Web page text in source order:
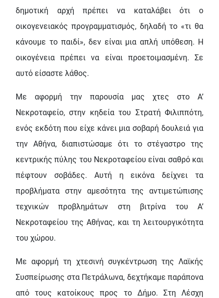
δημοτική αρχή πρέπει να καταλάβει ότι ο
οικογενειακός προγραμματισμός, δηλαδή το «τι θα
κάνουμε το παιδί», δεν είναι μια απλή υπόθεση. Η
οικογένεια πρέπει να είναι προετοιμασμένη. Σε
αυτό είσαστε λάθος.
Με αφορμή την παρουσία μας χτες στο Α’
Νεκροταφείο, στην κηδεία του Στρατή Φιλιππότη,
ενός εκδότη που είχε κάνει μια σοβαρή δουλειά για
την Αθήνα, διαπιστώσαμε ότι το στέγαστρο της
κεντρικής πύλης του Νεκροταφείου είναι σαθρό και
πέφτουν σοβάδες. Αυτή η εικόνα δείχνει τα
προβλήματα στην αμεσότητα της αντιμετώπισης
τεχνικών προβλημάτων στη βιτρίνα του Α’
Νεκροταφείου της Αθήνας, και τη λειτουργικότητα
του χώρου.
Με αφορμή τη χτεσινή συγκέντρωση της Λαϊκής
Συσπείρωσης στα Πετράλωνα, δεχτήκαμε παράπονα
από τους κατοίκους προς το Δήμο. Στη Λέσχη